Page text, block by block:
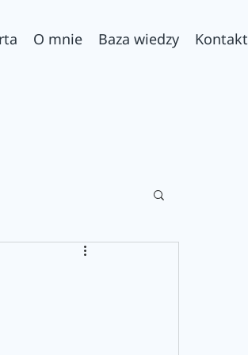
O mnie Baza wiedzy Kontakt